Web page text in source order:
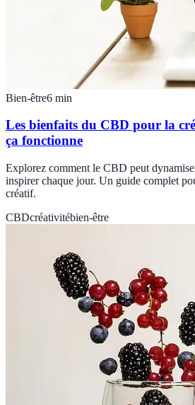
Bien-être6 min
Les bienfaits du CBD pour la
ça fonctionne
Explorez comment le CBD peut
inspirer chaque jour. Un guide complet
créatif.
CBDcréativitébien-être